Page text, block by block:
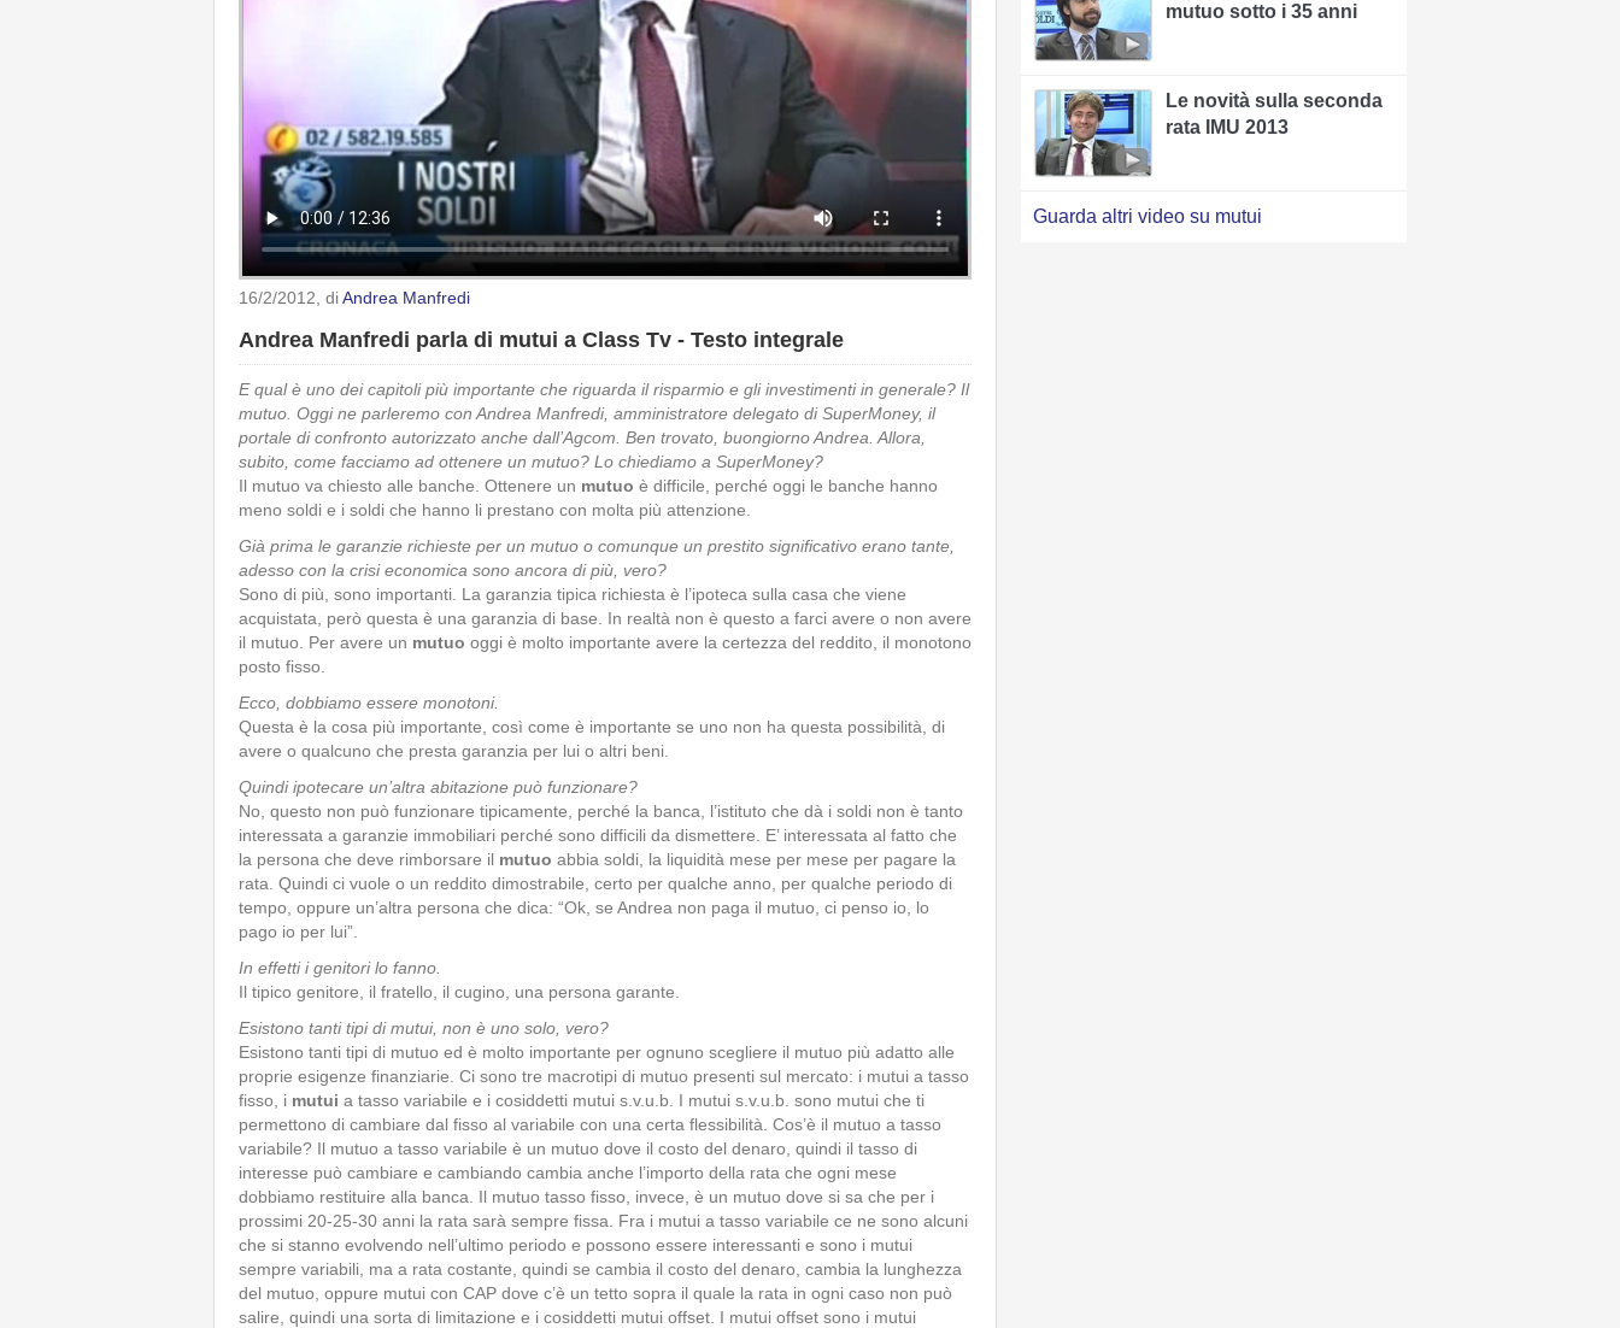
16/2/2012 , diAndrea Manfredi
Andrea Manfredi parla di mutui a Class Tv - Testo integrale
E qual è uno dei capitoli più importante che riguarda il risparmio e gli investimenti in generale? Il
mutuo. Oggi ne parleremo con Andrea Manfredi, amministratore delegato di SuperMoney, il
portale di confronto autorizzato anche dall’Agcom. Ben trovato, buongiorno Andrea. Allora,
subito, come facciamo ad ottenere un mutuo? Lo chiediamo a SuperMoney?
Il mutuo va chiesto alle banche. Ottenere un mutuo è difficile, perché oggi le banche hanno
meno soldi e i soldi che hanno li prestano con molta più attenzione.
Già prima le garanzie richieste per un mutuo o comunque un prestito significativo erano tante,
adesso con la crisi economica sono ancora di più, vero?
Sono di più, sono importanti. La garanzia tipica richiesta è l’ipoteca sulla casa che viene
acquistata, però questa è una garanzia di base. In realtà non è questo a farci avere o non avere
il mutuo. Per avere un mutuo oggi è molto importante avere la certezza del reddito, il monotono
posto fisso.
Ecco, dobbiamo essere monotoni.
Questa è la cosa più importante, così come è importante se uno non ha questa possibilità, di
avere o qualcuno che presta garanzia per lui o altri beni.
Quindi ipotecare un’altra abitazione può funzionare?
No, questo non può funzionare tipicamente, perché la banca, l’istituto che dà i soldi non è tanto
interessata a garanzie immobiliari perché sono difficili da dismettere. E’ interessata al fatto che
la persona che deve rimborsare il mutuo abbia soldi, la liquidità mese per mese per pagare la
rata. Quindi ci vuole o un reddito dimostrabile, certo per qualche anno, per qualche periodo di
tempo, oppure un’altra persona che dica: “Ok, se Andrea non paga il mutuo, ci penso io, lo
pago io per lui”.
In effetti i genitori lo fanno.
Il tipico genitore, il fratello, il cugino, una persona garante.
Esistono tanti tipi di mutui, non è uno solo, vero?
Esistono tanti tipi di mutuo ed è molto importante per ognuno scegliere il mutuo più adatto alle
proprie esigenze finanziarie. Ci sono tre macrotipi di mutuo presenti sul mercato: i mutui a tasso
fisso, i mutui a tasso variabile e i cosiddetti mutui s.v.u.b. I mutui s.v.u.b. sono mutui che ti
permettono di cambiare dal fisso al variabile con una certa flessibilità. Cos’è il mutuo a tasso
variabile? Il mutuo a tasso variabile è un mutuo dove il costo del denaro, quindi il tasso di
interesse può cambiare e cambiando cambia anche l’importo della rata che ogni mese
dobbiamo restituire alla banca. Il mutuo tasso fisso, invece, è un mutuo dove si sa che per i
prossimi 20-25-30 anni la rata sarà sempre fissa. Fra i mutui a tasso variabile ce ne sono alcuni
che si stanno evolvendo nell’ultimo periodo e possono essere interessanti e sono i mutui
sempre variabili, ma a rata costante, quindi se cambia il costo del denaro, cambia la lunghezza
del mutuo, oppure mutui con CAP dove c’è un tetto sopra il quale la rata in ogni caso non può
salire, quindi una sorta di limitazione e i cosiddetti mutui offset. I mutui offset sono i mutui
mutuo sotto i 35 anni
Le novità sulla seconda
rata IMU 2013
Guarda altri video su mutui